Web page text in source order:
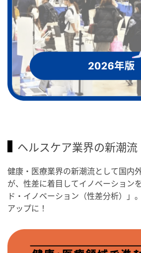
ヘルスケア業界の新潮流
健康・医療業界の新潮流として国内
が、性差に着目してイノベーション
ド・イノベーション（性差分析）」
アップに！